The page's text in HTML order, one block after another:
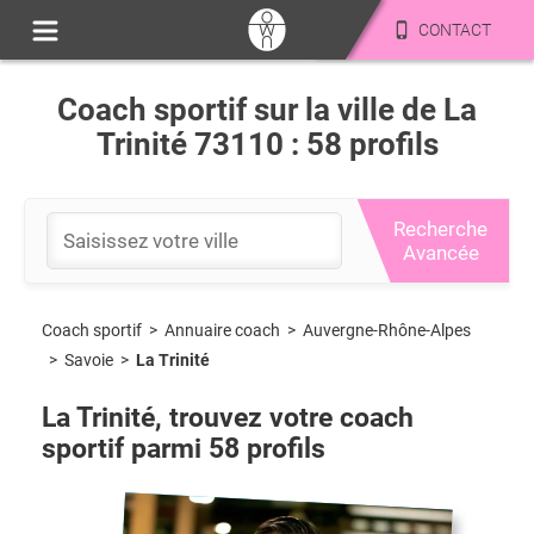
CONTACT
Coach sportif sur la ville de La
Trinité 73110 : 58 profils
Recherche
Avancée
Coach sportif > Annuaire coach > Auvergne-Rhône-Alpes
> Savoie > La Trinité
La Trinité, trouvez votre coach
sportif parmi 58 profils